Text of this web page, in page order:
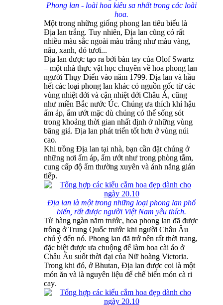
Phong lan - loài hoa kiêu sa nhất trong các loài
hoa.
Một trong những giống phong lan tiêu biểu là
Địa lan trắng. Tuy nhiên, Địa lan cũng có rất
nhiều màu sắc ngoài màu trắng như màu vàng,
nâu, xanh, đỏ tươi...
Địa lan được tạo ra bởi bàn tay của Olof Swartz
– một nhà thực vật học chuyên về hoa phong lan
người Thụy Điển vào năm 1799. Địa lan và hầu
hết các loại phong lan khác có nguồn gốc từ các
vùng nhiệt đới và cận nhiệt đới Châu Á, cũng
như miền Bắc nước Úc. Chúng ưa thích khí hậu
ấm áp, ẩm ướt mặc dù chúng có thể sống sót
trong khoảng thời gian nhất định ở những vùng
băng giá. Địa lan phát triển tốt hơn ở vùng núi
cao.
Khi trồng Địa lan tại nhà, bạn cần đặt chúng ở
những nơi ấm áp, ẩm ướt như trong phòng tắm,
cung cấp độ ẩm thường xuyên và ánh nắng gián
tiếp.
Địa lan là một trong những loại phong lan phổ
biến, rất được người Việt Nam yêu thích.
Từ hàng ngàn năm trước, hoa phong lan đã được
trồng ở Trung Quốc trước khi người Châu Âu
chú ý đến nó. Phong lan đã trở nên rất thời trang,
đặc biệt được ưa chuộng để làm hoa cài áo ở
Châu Âu suốt thời đại của Nữ hoàng Victoria.
Trong khi đó, ở Bhutan, Địa lan được coi là một
món ăn và là nguyên liệu để chế biến món cà ri
cay.